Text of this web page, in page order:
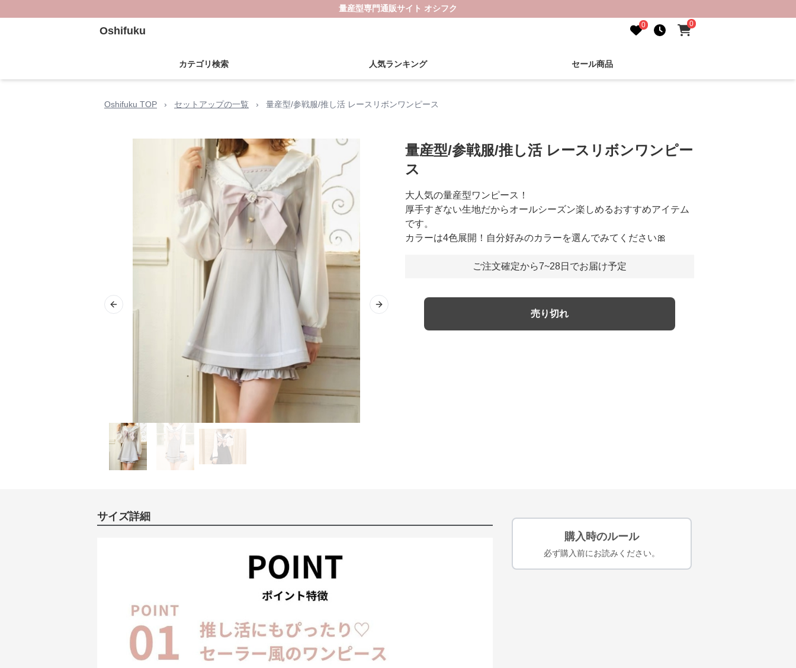
量産型専門通販サイト オシフク
Oshifuku 0 0
カテゴリ検索 人気ランキング セール商品
Oshifuku TOP › セットアップの一覧 › 量産型/参戦服/推し活 レースリボンワンピース
Previous slide Next slide
量産型/参戦服/推し活 レースリボンワンピー
ス
大人気の量産型ワンピース！
厚手すぎない生地だからオールシーズン楽しめるおすすめアイテム
です。
カラーは4色展開！自分好みのカラーを選んでみてください🎀
ご注文確定から7~28日でお届け予定
売り切れ
サイズ詳細
購入時のルール
必ず購入前にお読みください。